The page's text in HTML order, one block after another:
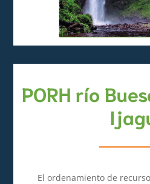
PORH río
El ordenamiento de